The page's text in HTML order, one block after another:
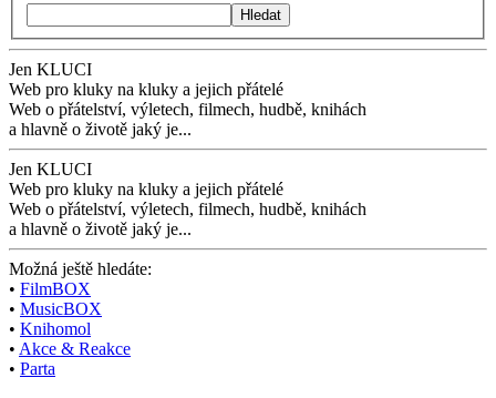
Hledat
Jen KLUCI
Web pro kluky na kluky a jejich přátelé
Web o přátelství, výletech, filmech, hudbě, knihách
a hlavně o životě jaký je...
Jen KLUCI
Web pro kluky na kluky a jejich přátelé
Web o přátelství, výletech, filmech, hudbě, knihách
a hlavně o životě jaký je...
Možná ještě hledáte:
• FilmBOX
• MusicBOX
• Knihomol
• Akce & Reakce
• Parta